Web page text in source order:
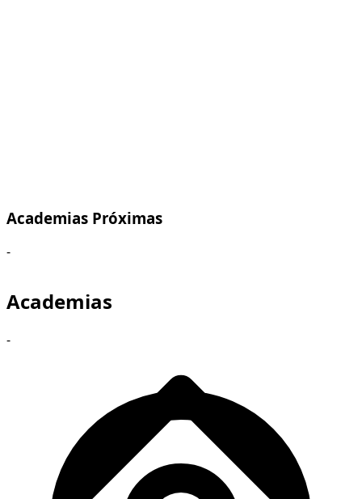
Academias Próximas
-
Academias
-